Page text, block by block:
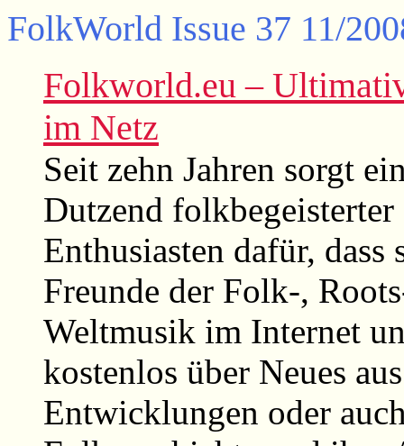
FolkWorld Issue 37 11/
Folkworld.eu –
im Netz
Seit zehn Jahren sorgt
Dutzend folkbegeisterter
Enthusiasten dafür, dass
Freunde der Folk-,
Weltmusik im Internet
kostenlos über Neues
Entwicklungen oder